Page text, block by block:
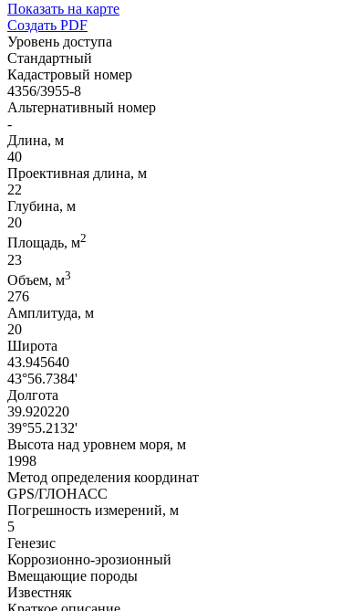
Показать на карте
Создать PDF
Уровень доступа
Стандартный
Кадастровый номер
4356/3955-8
Альтернативный номер
-
Длина, м
40
Проективная длина, м
22
Глубина, м
20
Площадь, м2
23
Объем, м3
276
Амплитуда, м
20
Широта
43.945640
43°56.7384'
Долгота
39.920220
39°55.2132'
Высота над уровнем моря, м
1998
Метод определения координат
GPS/ГЛОНАСС
Погрешность измерений, м
5
Генезис
Коррозионно-эрозионный
Вмещающие породы
Известняк